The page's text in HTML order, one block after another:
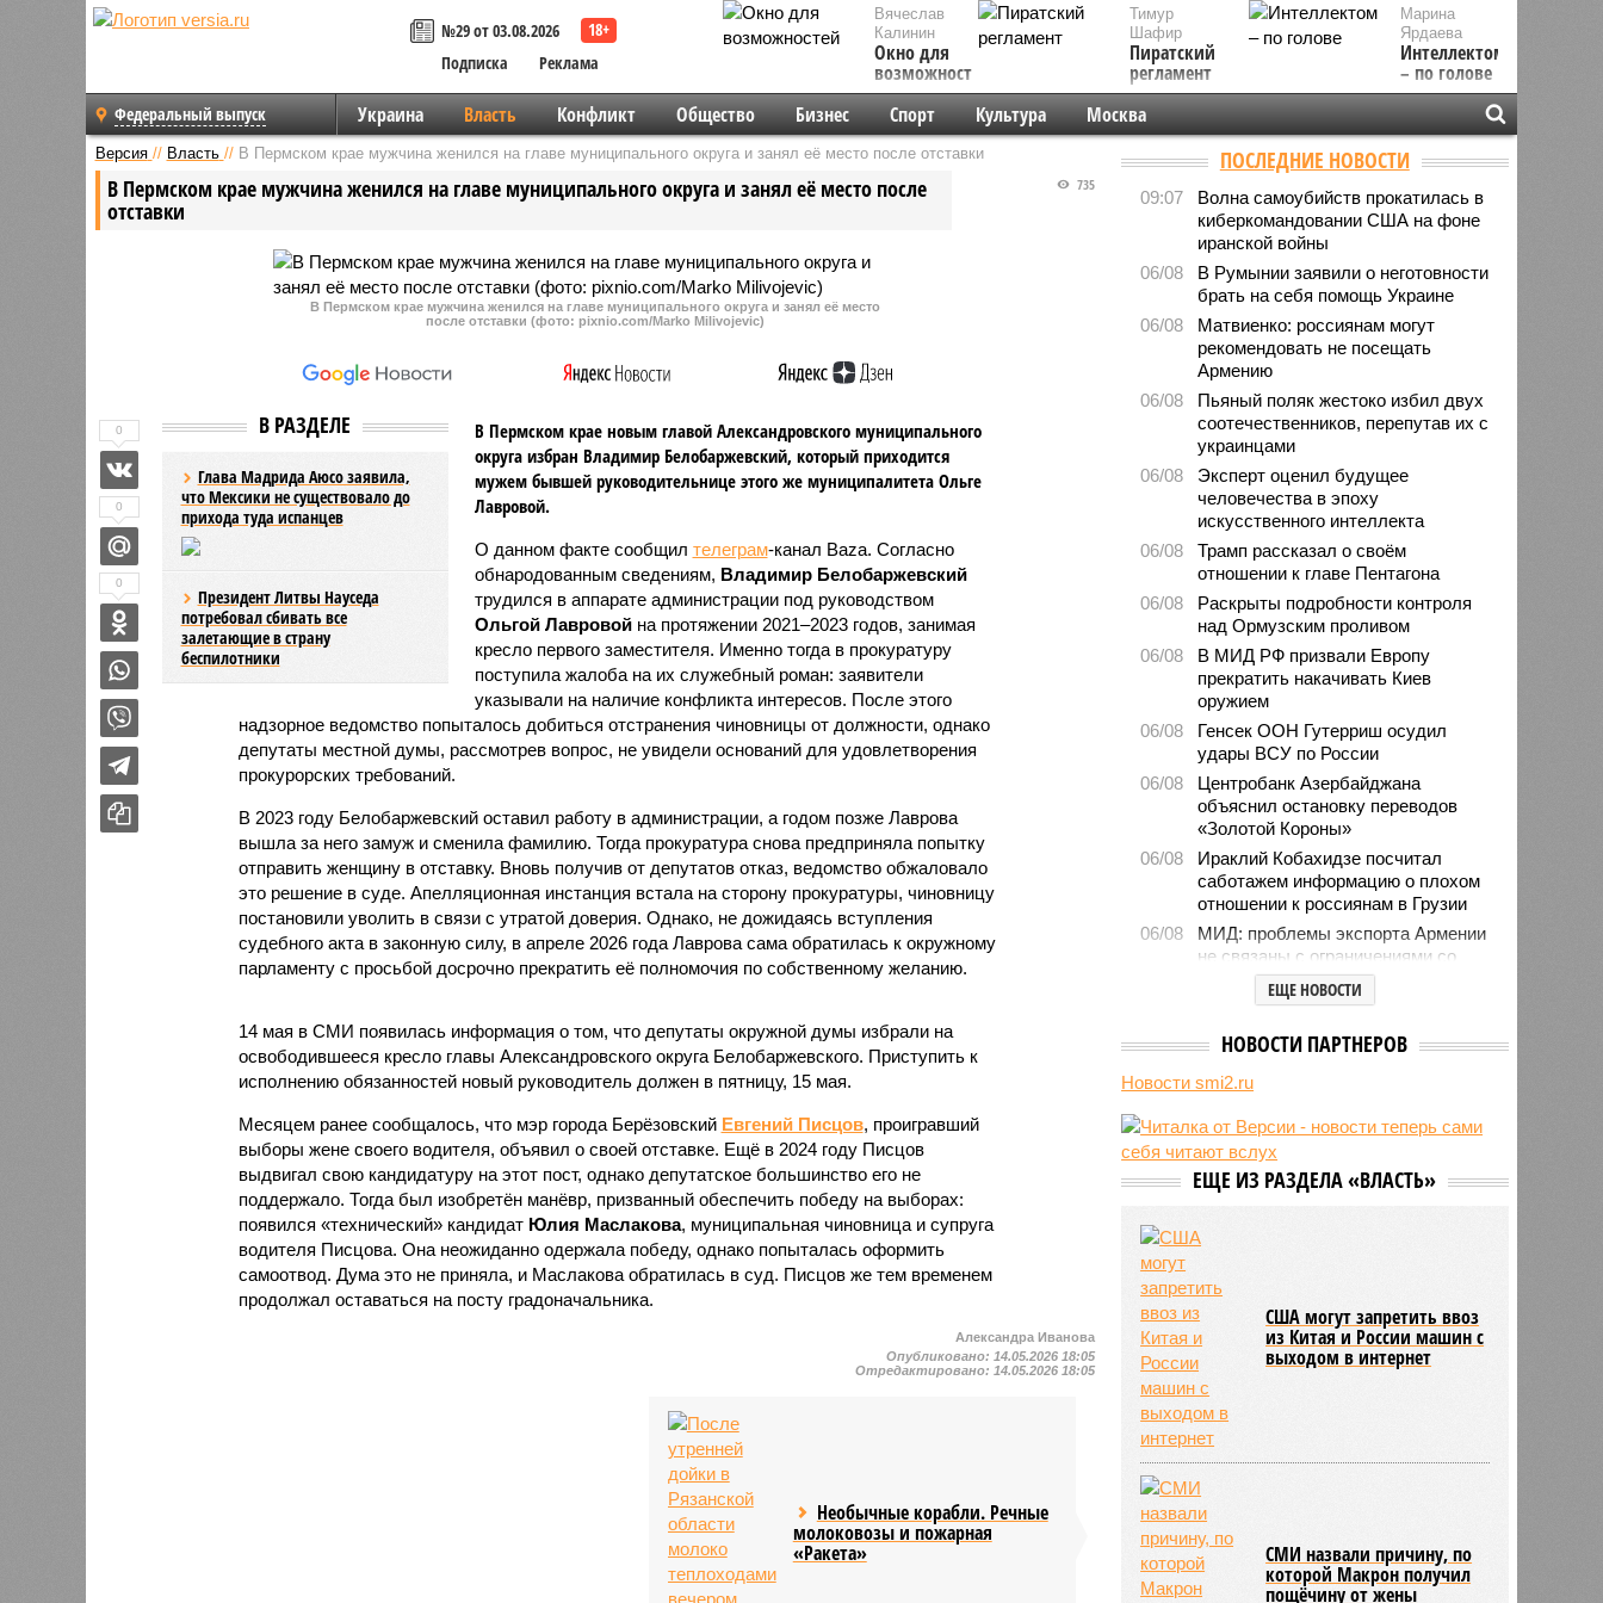
№29 от 03.08.2026
Подписка
Реклама
Вячеслав
Калинин
Окно для
возможностей
Марина
Ярдаева
Интеллектом
– по голове
Тимур
Шафир
Пиратский
регламент
Федеральный выпуск Украина Власть Конфликт Общество Бизнес Спорт Культура Москва
Версия // Власть // В Пермском крае мужчина женился на главе муниципального округа и занял её место после отставки
В Пермском крае мужчина женился на главе муниципального округа и занял её место после
отставки
735
В Пермском крае мужчина женился на главе муниципального округа и занял её место
после отставки (фото: pixnio.com/Marko Milivojevic)
В РАЗДЕЛЕ
Глава Мадрида Аюсо заявила,
что Мексики не существовало до
прихода туда испанцев
Президент Литвы Науседа
потребовал сбивать все
залетающие в страну
беспилотники
В Пермском крае новым главой Александровского муниципального
округа избран Владимир Белобаржевский, который приходится
мужем бывшей руководительнице этого же муниципалитета Ольге
Лавровой.
О данном факте сообщил телеграм-канал Baza. Согласно
обнародованным сведениям, Владимир Белобаржевский
трудился в аппарате администрации под руководством
Ольгой Лавровойна протяжении 2021–2023 годов, занимая
кресло первого заместителя. Именно тогда в прокуратуру
поступила жалоба на их служебный роман: заявители
указывали на наличие конфликта интересов. После этого
надзорное ведомство попыталось добиться отстранения чиновницы от должности, однако
депутаты местной думы, рассмотрев вопрос, не увидели оснований для удовлетворения
прокурорских требований.
В 2023 году Белобаржевский оставил работу в администрации, а годом позже Лаврова
вышла за него замуж и сменила фамилию. Тогда прокуратура снова предприняла попытку
отправить женщину в отставку. Вновь получив от депутатов отказ, ведомство обжаловало
это решение в суде. Апелляционная инстанция встала на сторону прокуратуры, чиновницу
постановили уволить в связи с утратой доверия. Однако, не дожидаясь вступления
судебного акта в законную силу, в апреле 2026 года Лаврова сама обратилась к окружному
парламенту с просьбой досрочно прекратить её полномочия по собственному желанию.
14 мая в СМИ появилась информация о том, что депутаты окружной думы избрали на
освободившееся кресло главы Александровского округа Белобаржевского. Приступить к
исполнению обязанностей новый руководитель должен в пятницу, 15 мая.
Месяцем ранее сообщалось, что мэр города Берёзовский Евгений Писцов, проигравший
выборы жене своего водителя, объявил о своей отставке. Ещё в 2024 году Писцов
выдвигал свою кандидатуру на этот пост, однако депутатское большинство его не
поддержало. Тогда был изобретён манёвр, призванный обеспечить победу на выборах:
появился «технический» кандидат Юлия Маслакова, муниципальная чиновница и супруга
водителя Писцова. Она неожиданно одержала победу, однако попыталась оформить
самоотвод. Дума это не приняла, и Маслакова обратилась в суд. Писцов же тем временем
продолжал оставаться на посту градоначальника.
0
0
0
Александра Иванова
Опубликовано: 14.05.2026 18:05
Отредактировано: 14.05.2026 18:05
Необычные корабли. Речные
молоковозы и пожарная
«Ракета»
ПОСЛЕДНИЕ НОВОСТИ
09:07
Волна самоубийств прокатилась в
киберкомандовании США на фоне
иранской войны
06/08
В Румынии заявили о неготовности
брать на себя помощь Украине
06/08
Матвиенко: россиянам могут
рекомендовать не посещать
Армению
06/08
Пьяный поляк жестоко избил двух
соотечественников, перепутав их с
украинцами
06/08
Эксперт оценил будущее
человечества в эпоху
искусственного интеллекта
06/08
Трамп рассказал о своём
отношении к главе Пентагона
06/08
Раскрыты подробности контроля
над Ормузским проливом
06/08
В МИД РФ призвали Европу
прекратить накачивать Киев
оружием
06/08
Генсек ООН Гутерриш осудил
удары ВСУ по России
06/08
Центробанк Азербайджана
объяснил остановку переводов
«Золотой Короны»
06/08
Ираклий Кобахидзе посчитал
саботажем информацию о плохом
отношении к россиянам в Грузии
06/08
МИД: проблемы экспорта Армении
не связаны с ограничениями со
стороны Москвы
В Евросоюзе не смогли установить
миграционным кризисом в Сеуте
06/08
Ямпольская объяснила причины
ведущие вузы страны
06/08
Euractiv: закрытие границы с
Россией спровоцировало спад
ЕЩЕ НОВОСТИ
НОВОСТИ ПАРТНЕРОВ
Новости smi2.ru
ЕЩЕ ИЗ РАЗДЕЛА «ВЛАСТЬ»
США могут запретить ввоз
из Китая и России машин с
выходом в интернет
СМИ назвали причину, по
которой Макрон получил
пощёчину от жены